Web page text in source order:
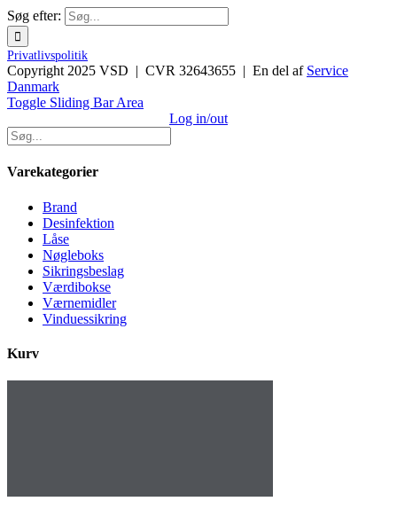
Søg efter:
Privatlivspolitik
Copyright 2025 VSD | CVR 32643655 | En del af Service
Danmark
Toggle Sliding Bar Area
Log in/out
Varekategorier
Brand
Desinfektion
Låse
Nøgleboks
Sikringsbeslag
Værdibokse
Værnemidler
Vinduessikring
Kurv